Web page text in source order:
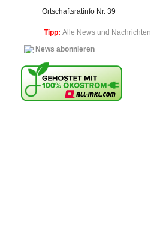
Ortschaftsratinfo Nr. 39
Tipp: Alle News und Nachrichten
News abonnieren